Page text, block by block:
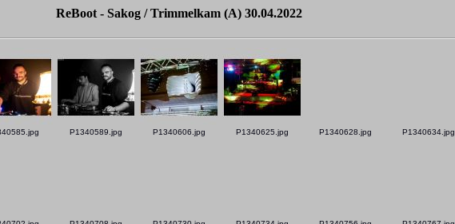
ReBoot - Sakog / Trimmelkam (A) 30.04.2022
P1340589.jpg P1340606.jpg P1340625.jpg P1340628.jpg P1340634.jpg